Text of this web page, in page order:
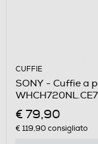
CUFFIE
SONY - Cuffie a
€ 79,90
€ 119,90consigliato